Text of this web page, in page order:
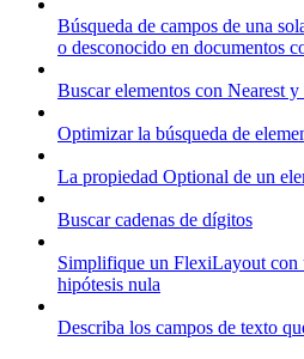
Búsqueda de campos de una
o desconocido en documentos
Buscar elementos con Nearest
Optimizar la búsqueda de
La propiedad Optional de un
Buscar cadenas de dígitos
Simplifique un FlexiLayout con
hipótesis nula
Describa los campos de texto